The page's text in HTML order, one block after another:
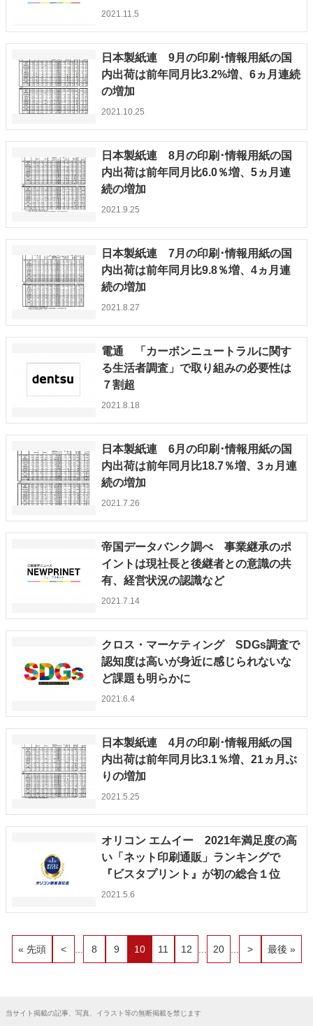
2021.11.5
日本製紙連 9月の印刷･情報用紙の国
内出荷は前年同月比3.2%増、6ヵ月連続
の増加
2021.10.25
日本製紙連 8月の印刷･情報用紙の国
内出荷は前年同月比6.0％増、5ヵ月連
続の増加
2021.9.25
日本製紙連 7月の印刷･情報用紙の国
内出荷は前年同月比9.8％増、4ヵ月連
続の増加
2021.8.27
電通 「カーボンニュートラルに関す
る生活者調査」で取り組みの必要性は
７割超
2021.8.18
日本製紙連 6月の印刷･情報用紙の国
内出荷は前年同月比18.7％増、3ヵ月連
続の増加
2021.7.26
帝国データバンク調べ 事業継承のポ
イントは現社長と後継者との意識の共
有、経営状況の認識など
2021.7.14
クロス・マーケティング SDGs調査で
認知度は高いが身近に感じられないな
ど課題も明らかに
2021.6.4
日本製紙連 4月の印刷･情報用紙の国
内出荷は前年同月比3.1％増、21ヵ月ぶ
りの増加
2021.5.25
オリコン エムイー 2021年満足度の高
い「ネット印刷通販」ランキングで
『ビスタプリント』が初の総合１位
2021.5.6
« 先頭 < 8 9 10 11 12 20 > 最後 »
当サイト掲載の記事、写真、イラスト等の無断掲載を禁じます